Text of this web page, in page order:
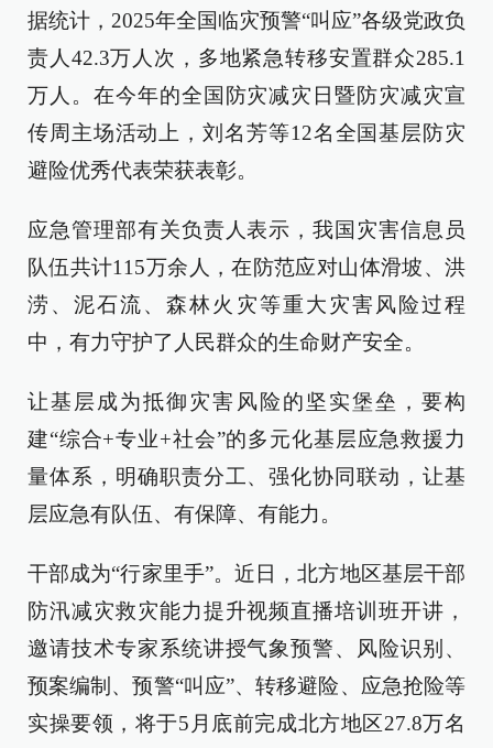
据统计，2025年全国临灾预警“叫应”各级党政负
责人42.3万人次，多地紧急转移安置群众285.1
万人。在今年的全国防灾减灾日暨防灾减灾宣
传周主场活动上，刘名芳等12名全国基层防灾
避险优秀代表荣获表彰。
应急管理部有关负责人表示，我国灾害信息员
队伍共计115万余人，在防范应对山体滑坡、洪
涝、泥石流、森林火灾等重大灾害风险过程
中，有力守护了人民群众的生命财产安全。
让基层成为抵御灾害风险的坚实堡垒，要构
建“综合+专业+社会”的多元化基层应急救援力
量体系，明确职责分工、强化协同联动，让基
层应急有队伍、有保障、有能力。
干部成为“行家里手”。近日，北方地区基层干部
防汛减灾救灾能力提升视频直播培训班开讲，
邀请技术专家系统讲授气象预警、风险识别、
预案编制、预警“叫应”、转移避险、应急抢险等
实操要领，将于5月底前完成北方地区27.8万名